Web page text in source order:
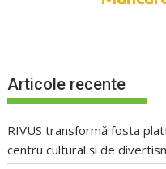
Articole recente
RIVUS transformă fosta
centru cultural și de